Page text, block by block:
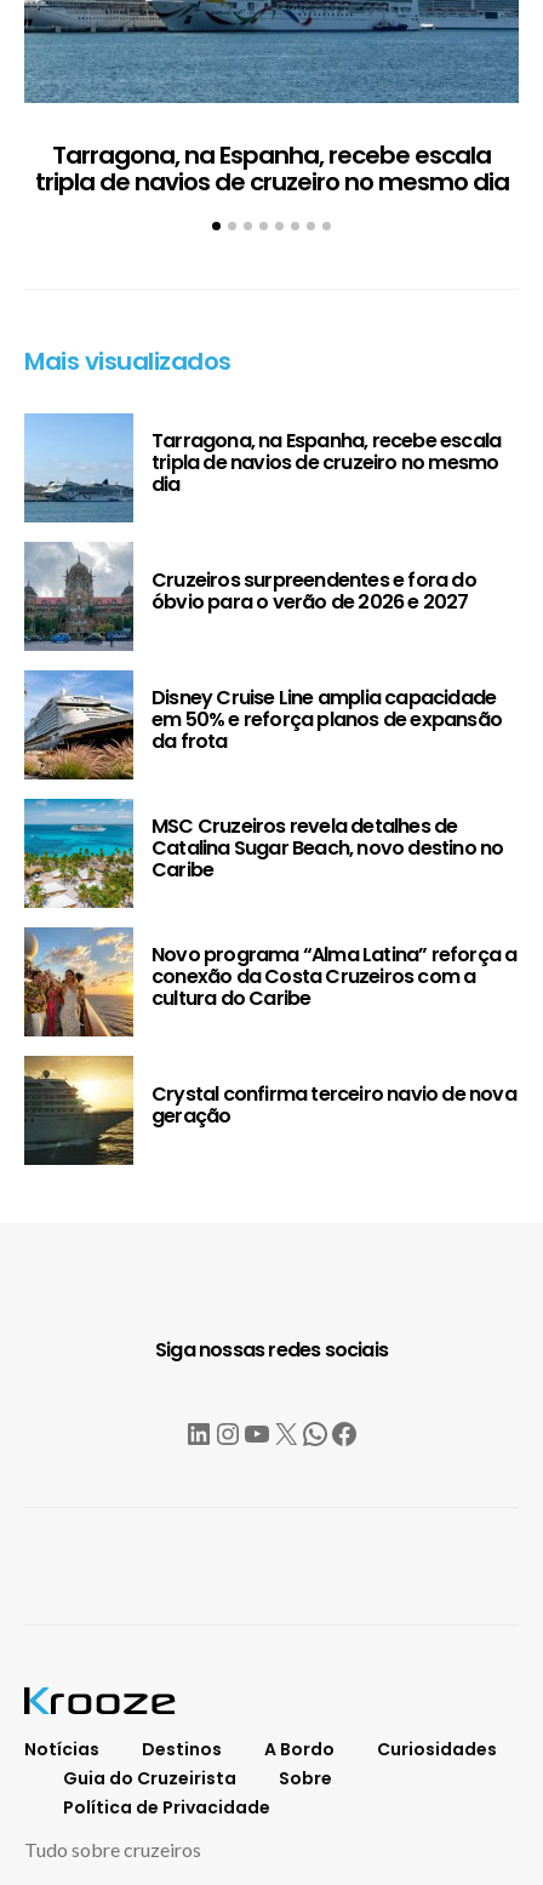
Tarragona, na Espanha, recebe escala
tripla de navios de cruzeiro no mesmo dia
Mais visualizados
Tarragona, na Espanha, recebe escala
tripla de navios de cruzeiro no mesmo
dia
Cruzeiros surpreendentes e fora do
óbvio para o verão de 2026 e 2027
Disney Cruise Line amplia capacidade
em 50% e reforça planos de expansão
da frota
MSC Cruzeiros revela detalhes de
Catalina Sugar Beach, novo destino no
Caribe
Novo programa “Alma Latina” reforça a
conexão da Costa Cruzeiros com a
cultura do Caribe
Crystal confirma terceiro navio de nova
geração
Siga nossas redes sociais
LinkedIn
Instagram
YouTube
X WhatsApp
Facebook
Notícias Destinos A Bordo
Curiosidades
Guia do Cruzeirista
Sobre
Política de Privacidade
Tudo sobre cruzeiros